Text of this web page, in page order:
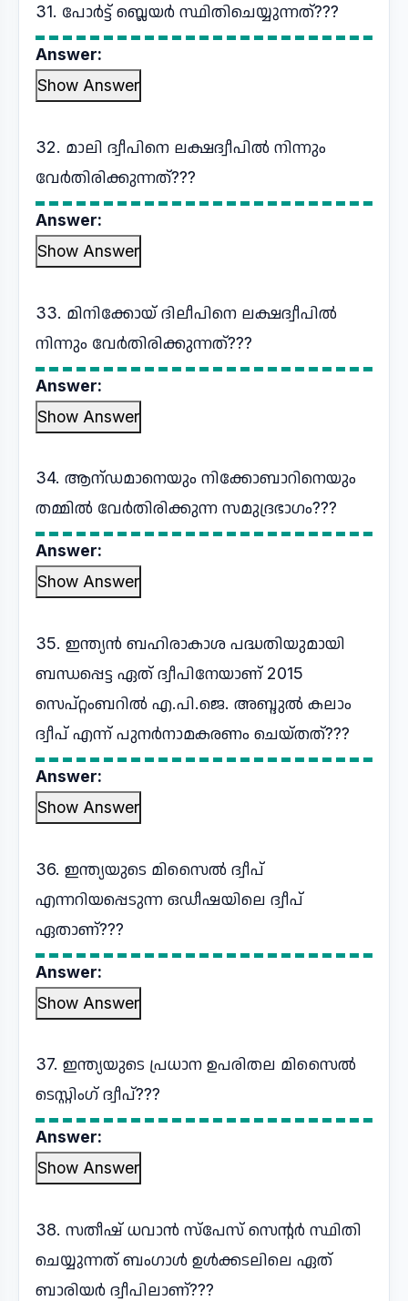
31. പോർട്ട് ബ്ലെയർ സ്ഥിതിചെയ്യുന്നത്???
Answer:
Show Answer
32. മാലി ദ്വീപിനെ ലക്ഷദ്വീപിൽ നിന്നും
വേർതിരിക്കുന്നത്???
Answer:
Show Answer
33. മിനിക്കോയ് ദിലീപിനെ ലക്ഷദ്വീപിൽ
നിന്നും വേർതിരിക്കുന്നത്???
Answer:
Show Answer
34. ആന്ഡമാനെയും നിക്കോബാറിനെയും
തമ്മിൽ വേർതിരിക്കുന്ന സമുദ്രഭാഗം???
Answer:
Show Answer
35. ഇന്ത്യൻ ബഹിരാകാശ പദ്ധതിയുമായി
ബന്ധപ്പെട്ട ഏത് ദ്വീപിനേയാണ് 2015
സെപ്റ്റംബറിൽ എ.പി.ജെ. അബ്ദുൽ കലാം
ദ്വീപ് എന്ന് പുനർനാമകരണം ചെയ്തത്???
Answer:
Show Answer
36. ഇന്ത്യയുടെ മിസൈൽ ദ്വീപ്
എന്നറിയപ്പെടുന്ന ഒഡീഷയിലെ ദ്വീപ്
ഏതാണ്???
Answer:
Show Answer
37. ഇന്ത്യയുടെ പ്രധാന ഉപരിതല മിസൈൽ
ടെസ്റ്റിംഗ് ദ്വീപ്???
Answer:
Show Answer
38. സതീഷ് ധവാൻ സ്പേസ് സെന്റർ സ്ഥിതി
ചെയ്യുന്നത് ബംഗാൾ ഉൾക്കടലിലെ ഏത്
ബാരിയർ ദ്വീപിലാണ്???